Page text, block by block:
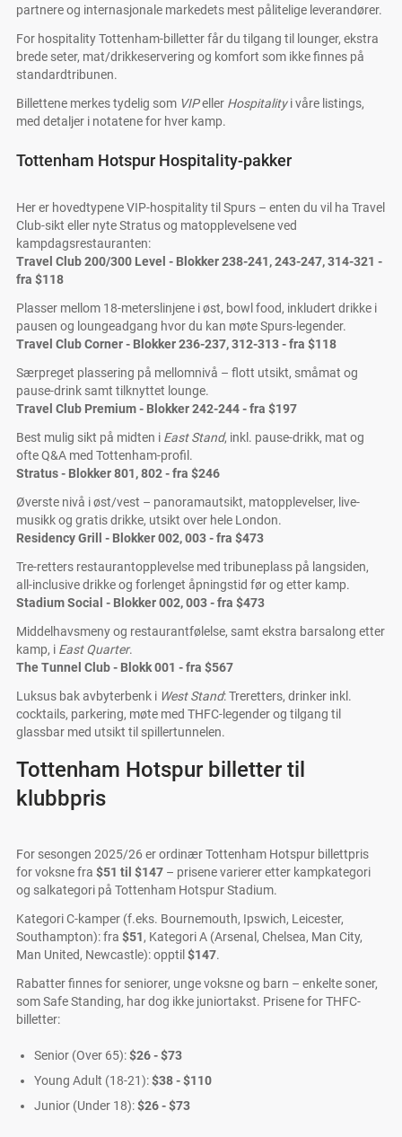
partnere og internasjonale markedets mest pålitelige leverandører.
For hospitality Tottenham-billetter får du tilgang til lounger, ekstra
brede seter, mat/drikkeservering og komfort som ikke finnes på
standardtribunen.
Billettene merkes tydelig som VIPeller Hospitalityi våre listings,
med detaljer i notatene for hver kamp.
Tottenham Hotspur Hospitality-pakker
Her er hovedtypene VIP-hospitality til Spurs – enten du vil ha Travel
Club-sikt eller nyte Stratus og matopplevelsene ved
kampdagsrestauranten:
Travel Club 200/300 Level - Blokker 238-241, 243-247, 314-321 -
fra $118
Plasser mellom 18-meterslinjene i øst, bowl food, inkludert drikke i
pausen og loungeadgang hvor du kan møte Spurs-legender.
Travel Club Corner - Blokker 236-237, 312-313 - fra $118
Særpreget plassering på mellomnivå – flott utsikt, småmat og
pause-drink samt tilknyttet lounge.
Travel Club Premium - Blokker 242-244 - fra $197
Best mulig sikt på midten i East Stand, inkl. pause-drikk, mat og
ofte Q&A med Tottenham-profil.
Stratus - Blokker 801, 802 - fra $246
Øverste nivå i øst/vest – panoramautsikt, matopplevelser, live-
musikk og gratis drikke, utsikt over hele London.
Residency Grill - Blokker 002, 003 - fra $473
Tre-retters restaurantopplevelse med tribuneplass på langsiden,
all-inclusive drikke og forlenget åpningstid før og etter kamp.
Stadium Social - Blokker 002, 003 - fra $473
Middelhavsmeny og restaurantfølelse, samt ekstra barsalong etter
kamp, i East Quarter.
The Tunnel Club - Blokk 001 - fra $567
Luksus bak avbyterbenk i West Stand: Treretters, drinker inkl.
cocktails, parkering, møte med THFC-legender og tilgang til
glassbar med utsikt til spillertunnelen.
Tottenham Hotspur billetter til
klubbpris
For sesongen 2025/26 er ordinær Tottenham Hotspur billettpris
for voksne fra $51 til $147 – prisene varierer etter kampkategori
og salkategori på Tottenham Hotspur Stadium.
Kategori C-kamper (f.eks. Bournemouth, Ipswich, Leicester,
Southampton): fra $51, Kategori A (Arsenal, Chelsea, Man City,
Man United, Newcastle): opptil $147.
Rabatter finnes for seniorer, unge voksne og barn – enkelte soner,
som Safe Standing, har dog ikke juniortakst. Prisene for THFC-
billetter:
Senior (Over 65):$26 - $73
Young Adult (18-21):$38 - $110
Junior (Under 18):$26 - $73